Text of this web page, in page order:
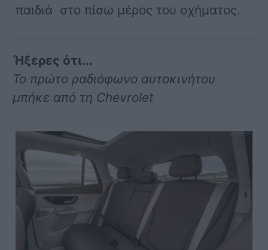
παιδιά στο πίσω μέρος του οχήματος.
Ήξερες ότι...
Το πρώτο ραδιόφωνο αυτοκινήτου
μπήκε από τη Chevrolet